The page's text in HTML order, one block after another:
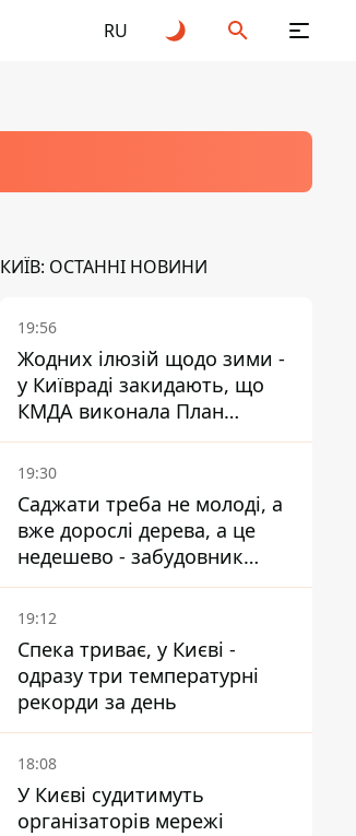
RU
КИЇВ: ОСТАННІ НОВИНИ
19:56
Жодних ілюзій щодо зими -
у Київраді закидають, що
КМДА виконала План
стійкості на 20%
19:30
Саджати треба не молоді, а
вже дорослі дерева, а це
недешево - забудовник
Ніконов
19:12
Спека триває, у Києві -
одразу три температурні
рекорди за день
18:08
У Києві судитимуть
організаторів мережі